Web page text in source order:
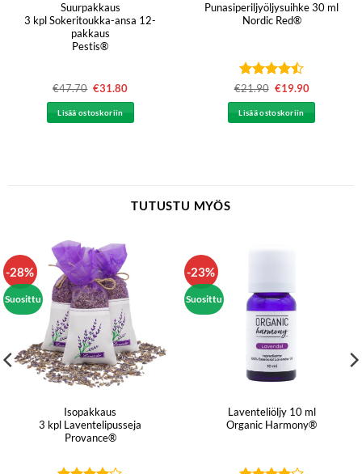
Suurpakkaus
3 kpl Sokeritoukka-ansa 12-
pakkaus
Pestis®
€47.70 Alkuperäinen
oli:
€47.70.
€31.80
on:
Lisää ostoskoriin
Punasiperiljyöljysuihke 30 ml
Nordic Red®
Arvostelu
tuotteesta:
4.5/ 5
€21.90 Alkuperäinen
oli:
€21.90.
€19.90Nykyinen
on:
Lisää ostoskoriin
TUTUSTU MYÖS
-28%
Suosittu
Isopakkaus
3 kpl Laventelipusseja
Provance®
-23%
Suosittu
Laventeliöljy 10 ml
Organic Harmony®